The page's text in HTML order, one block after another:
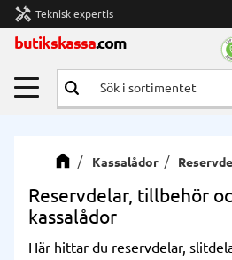
Meny
handyman Teknisk expertis
butikskassa.com
Kassalådor
Reservdelar, tillbehör
kassalådor
Här hittar du reservdelar,